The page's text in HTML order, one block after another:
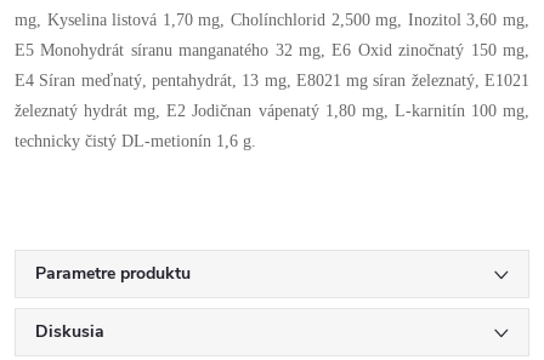
mg, Kyselina listová 1,70 mg, Cholínchlorid 2,500 mg, Inozitol 3,60 mg,
E5 Monohydrát síranu manganatého 32 mg, E6 Oxid zinočnatý 150 mg,
E4 Síran meďnatý, pentahydrát, 13 mg, E8021 mg síran železnatý, E1021
železnatý hydrát mg, E2 Jodičnan vápenatý 1,80 mg, L-karnitín 100 mg,
technicky čistý DL-metionín 1,6 g.
Parametre produktu
Diskusia